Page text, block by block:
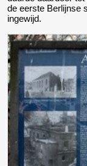
de eerste Berlijnse
ingewijd.